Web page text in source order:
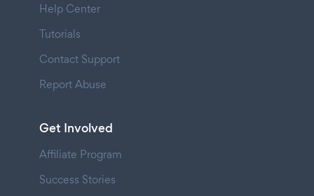
Help Center
Tutorials
Contact Support
Report Abuse
Get Involved
Affiliate Program
Success Stories